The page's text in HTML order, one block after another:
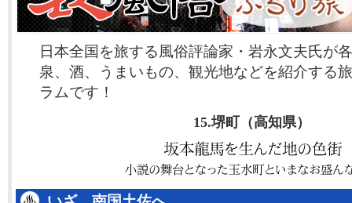
日本全国を旅する風俗評論家・岩永文夫氏が
泉、酒、うまいもの、観光地などを紹介する
ラムです！
15.堺町（高知県）